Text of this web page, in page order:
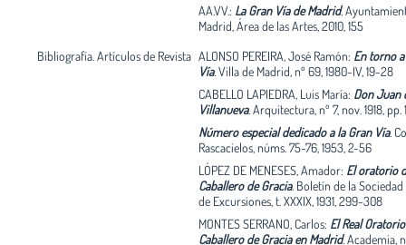
las múltiples obligaciones del maestro con
oficiales. Sufrieron varias paralizaciones
entre otros motivos por problemas de
que llevaron finalmente al cese de
finales de 1794. Para entonces el Oratorio
terminado, a falta de obras de remate y
interior, que fueron acabadas por Pedro
quien debemos la resolución de la parte
los pies de la iglesia. La fachada a
quedó pendiente y no se resolvió hasta
Custodio Teodoro Moreno ejecutó el
Villanueva de 1789 con ligeras
obras acabaron definitivamente en 1832,
años después de haberse iniciado. La
pintada por Zacarías González Velázquez
y 1783. El tabernáculo del altar mayor es
AA.VV.: La Gran Vía de Madrid.
Madrid, Área de las Artes, 2010, 155
Bibliografía. Artículos de Revista ALONSO PEREIRA, José Ramón: En torno
Vía. Villa de Madrid, nº 69, 1980-IV, 19-28
CABELLO LAPIEDRA, Luis María: Don Juan
Villanueva. Arquitectura, nº 7, nov. 1918, pp.
Número especial dedicado a la Gran Vía.
Rascacielos, núms. 75-76, 1953, 2-56
LÓPEZ DE MENESES, Amador: El oratorio
Caballero de Gracia. Boletín de la Sociedad
de Excursiones, t. XXXIX, 1931, 299-308
MONTES SERRANO, Carlos: El Real
Caballero de Gracia en Madrid.Academia,